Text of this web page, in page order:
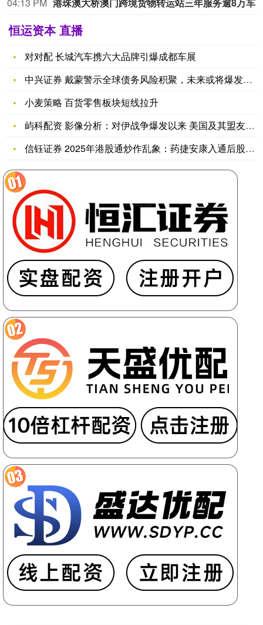
03:49 PM
恒运资本 直播
对对配 长城汽车携六大品牌引爆成都车展
中兴证券 戴蒙警示全球债务风险积聚，未来或将爆发债券危机
小麦策略 百货零售板块短线拉升
屿科配资 影像分析：对伊战争爆发以来 美国及其盟友至少有10
信钰证券 2025年港股通炒作乱象：药捷安康入通后股价高台跳